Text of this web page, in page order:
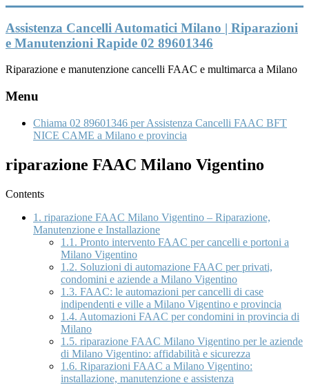
al
contenuto
Assistenza Cancelli Automatici Milano | Riparazioni
e Manutenzioni Rapide 02 89601346
Riparazione e manutenzione cancelli FAAC e multimarca a Milano
Menu
Chiama 02 89601346 per Assistenza Cancelli FAAC BFT
NICE CAME a Milano e provincia
riparazione FAAC Milano Vigentino
Contents
1. riparazione FAAC Milano Vigentino – Riparazione,
Manutenzione e Installazione
1.1. Pronto intervento FAAC per cancelli e portoni a
Milano Vigentino
1.2. Soluzioni di automazione FAAC per privati,
condomini e aziende a Milano Vigentino
1.3. FAAC: le automazioni per cancelli di case
indipendenti e ville a Milano Vigentino e provincia
1.4. Automazioni FAAC per condomini in provincia di
Milano
1.5. riparazione FAAC Milano Vigentino per le aziende
di Milano Vigentino: affidabilità e sicurezza
1.6. Riparazioni FAAC a Milano Vigentino:
installazione, manutenzione e assistenza